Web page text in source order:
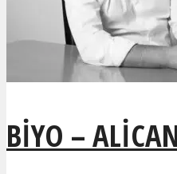
BIYO –